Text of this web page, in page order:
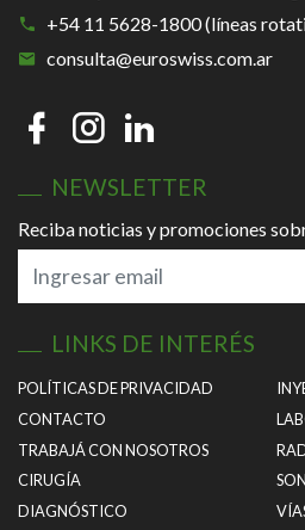
+54 11 5628-1800 (líneas
consulta@euroswiss.com.ar
NEWSLETTER
Reciba noticias y promociones
LINKS DE INTERÉS
POLÍTICAS DE PRIVACIDAD
CONTACTO
TRABAJÁ CON NOSOTROS
CIRUGÍA
DIAGNÓSTICO